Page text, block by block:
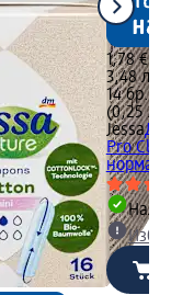
1,78 €
3,48 лв.
14 бр.
(0,25
Jessa
Pro